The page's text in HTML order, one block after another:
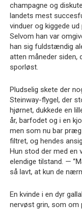
champagne og
landets mest
vinduer og kiggede
Selvom han var
han sig fuldstændig
atten måneder siden,
sporløst.
Pludselig skete der
Steinway-flygel, der
hjørnet, dukkede en
år, barfodet og i en
men som nu bar
filtret, og hendes
Hun stod der med en
elendige tilstand. —
så lavt, at kun de
En kvinde i en dyr
nervøst grin, som om